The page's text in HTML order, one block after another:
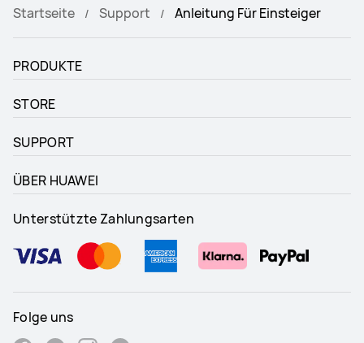
Startseite Support Anleitung Für Einsteiger
PRODUKTE
STORE
SUPPORT
ÜBER HUAWEI
Unterstützte Zahlungsarten
Folge uns